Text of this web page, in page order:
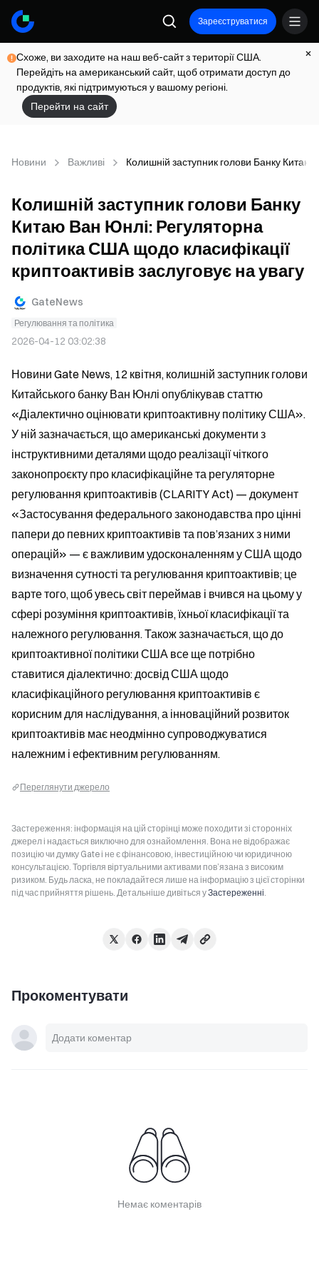
Зареєструватися
Схоже, ви заходите на наш веб-сайт з території США.
Перейдіть на американський сайт, щоб отримати доступ до
продуктів, які підтримуються у вашому регіоні.
Перейти на сайт
Новини Важливі Колишній заступник голови Банку Китаю
Колишній заступник голови Банку
Китаю Ван Юнлі: Регуляторна
політика США щодо класифікації
криптоактивів заслуговує на увагу
GateNews
Регулювання та політика
2026-04-12 03:02:38
Новини Gate News, 12 квітня, колишній заступник голови
Китайського банку Ван Юнлі опублікував статтю
«Діалектично оцінювати криптоактивну політику США».
У ній зазначається, що американські документи з
інструктивними деталями щодо реалізації чіткого
законопроєкту про класифікаційне та регуляторне
регулювання криптоактивів (CLARITY Act) — документ
«Застосування федерального законодавства про цінні
папери до певних криптоактивів та пов’язаних з ними
операцій» — є важливим удосконаленням у США щодо
визначення сутності та регулювання криптоактивів; це
варте того, щоб увесь світ переймав і вчився на цьому у
сфері розуміння криптоактивів, їхньої класифікації та
належного регулювання. Також зазначається, що до
криптоактивної політики США все ще потрібно
ставитися діалектично: досвід США щодо
класифікаційного регулювання криптоактивів є
корисним для наслідування, а інноваційний розвиток
криптоактивів має неодмінно супроводжуватися
належним і ефективним регулюванням.
Переглянути джерело
Застереження: інформація на цій сторінці може походити зі сторонніх
джерел і надається виключно для ознайомлення. Вона не відображає
позицію чи думку Gate і не є фінансовою, інвестиційною чи юридичною
консультацією. Торгівля віртуальними активами пов’язана з високим
ризиком. Будь ласка, не покладайтеся лише на інформацію з цієї сторінки
під час прийняття рішень. Детальніше дивіться уЗастереженні.
Прокоментувати
Немає коментарів